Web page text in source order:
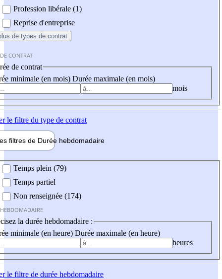
Profession libérale (1)
Reprise d'entreprise
de types de contrat
CONTRAT
de contrat
minimale (en mois) Durée maximale (en mois)
mois
le filtre du type de contrat
filtres de Durée hebdomadaire
Temps plein (79)
Temps partiel
Non renseignée (174)
la durée hebdomadaire :
minimale (en heure) Durée maximale (en heure)
heures
le filtre de durée hebdomadaire